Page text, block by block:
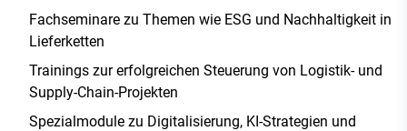
Fachseminare zu Themen wie ESG und Nachhaltigkeit in
Lieferketten
Trainings zur erfolgreichen Steuerung von Logistik- und
Supply-Chain-Projekten
Spezialmodule zu Digitalisierung, KI-Strategien und